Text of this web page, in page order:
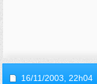
16/11/2003, 22h04